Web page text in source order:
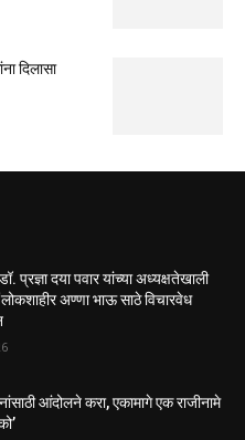
दिलासा
प्रज्ञा दया पवार यांच्या अध्यक्षतेखाली
अण्णा भाऊ साठे विचारवेध
आंदोलने करा, एकामागे एक राजीनामे